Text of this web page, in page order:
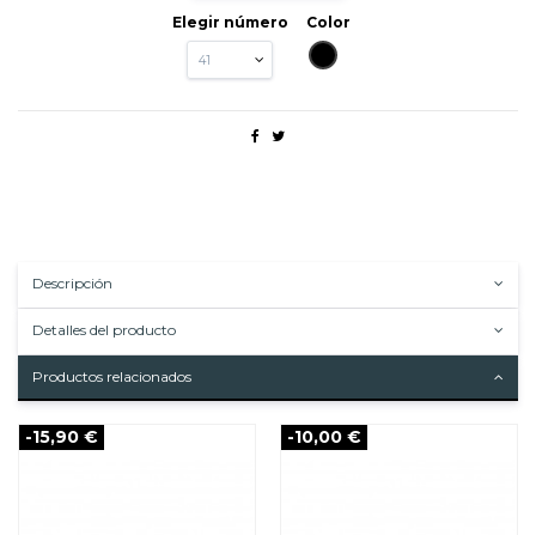
Elegir número
Color
NEGRO
Descripción
Detalles del producto
Productos relacionados
-15,90 € -10,00 €